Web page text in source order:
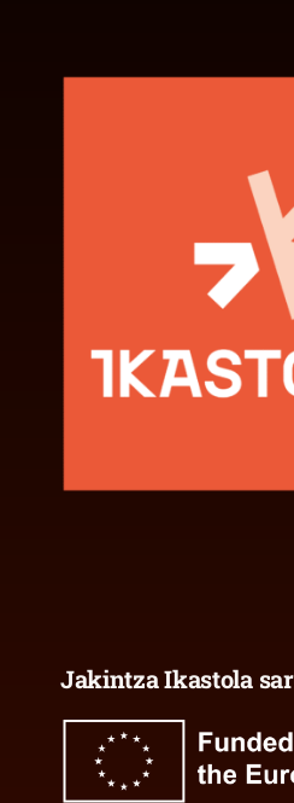
Jakintza Ikastola